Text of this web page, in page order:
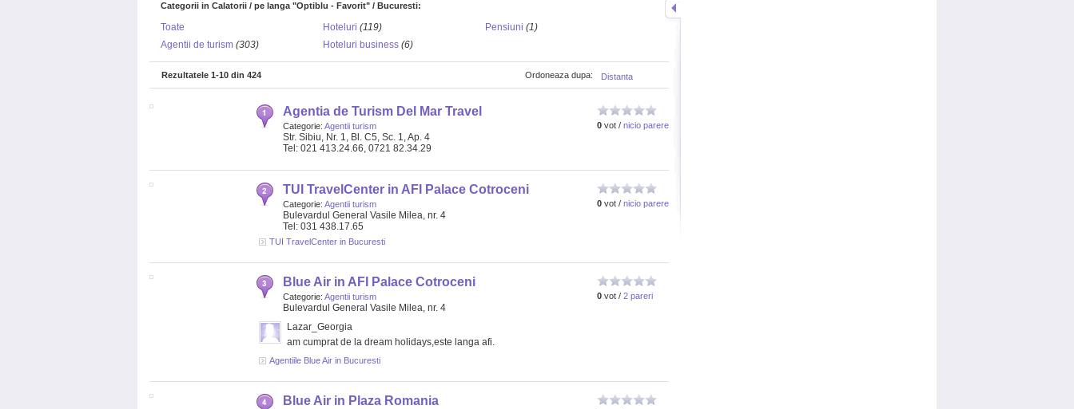
Categorii in Calatorii / pe langa "Optiblu - Favorit" / Bucuresti:
Toate Hoteluri (119) Pensiuni (1)
Agentii de turism (303) Hoteluri business (6)
Distanta
Ordoneaza dupa:
Rezultatele 1-10 din 424
0 vot / nicio parere
Agentia de Turism Del Mar Travel
Categorie: Agentii turism
Str. Sibiu, Nr. 1, Bl. C5, Sc. 1, Ap. 4
Tel: 021 413.24.66, 0721 82.34.29
0 vot / nicio parere
TUI TravelCenter in AFI Palace Cotroceni
Categorie: Agentii turism
Bulevardul General Vasile Milea, nr. 4
Tel: 031 438.17.65
TUI TravelCenter in Bucuresti
0 vot / 2 pareri
Blue Air in AFI Palace Cotroceni
Categorie: Agentii turism
Bulevardul General Vasile Milea, nr. 4
Lazar_Georgia
am cumprat de la dream holidays,este langa afi.
Agentiile Blue Air in Bucuresti
Blue Air in Plaza Romania